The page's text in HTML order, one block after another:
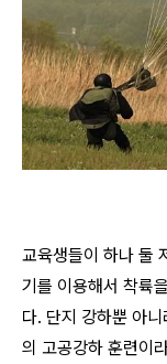
교육생들이 하나 둘
기를 이용해서 착륙
다. 단지 강하뿐 아
의 고공강하 훈련이